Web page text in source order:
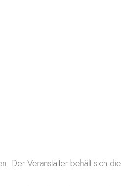
Der Veranstalter behält sich die